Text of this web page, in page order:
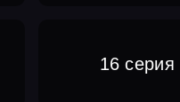
16 серия